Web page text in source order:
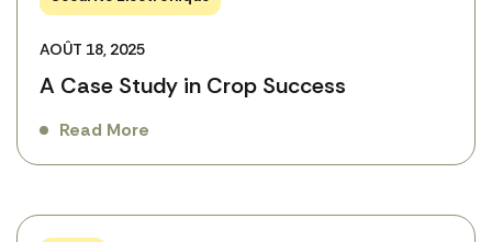
AOÛT 18, 2025
A Case Study in Crop Success
Read More